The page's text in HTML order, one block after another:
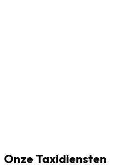
Onze Taxidiensten